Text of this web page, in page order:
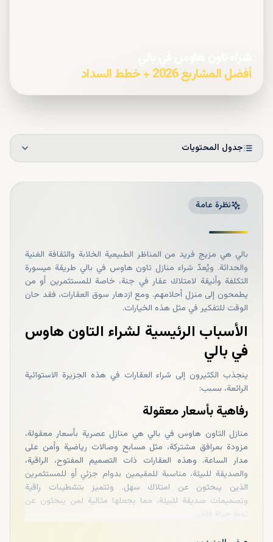
أفضل المشاريع 2026 + خطط السداد
جدول المحتويات
نظرة عامة
بالي هي مزيج فريد من المناظر الطبيعية الخلابة والثقافة الغنية
والحداثة. ويُعدّ شراء منازل تاون هاوس في بالي طريقة ميسورة
التكلفة وأنيقة لامتلاك عقار في جنة، خاصة للمستثمرين أو من
يطمحون إلى منزل أحلامهم. ومع ازدهار سوق العقارات، فقد حان
الوقت للتفكير في مثل هذه الخيارات.
الأسباب الرئيسية لشراء التاون هاوس
في بالي
ينجذب الكثيرون إلى شراء العقارات في هذه الجزيرة الاستوائية
الرائعة، بسبب:
رفاهية بأسعار معقولة
منازل التاون هاوس في بالي هي منازل عصرية بأسعار معقولة،
مزودة بمرافق مشتركة، مثل مسابح وصالات رياضية وأمن على
مدار الساعة. وهذه العقارات ذات التصميم المفتوح، الراقية،
والصديقة للبيئة، مناسبة للمقيمين بدوام جزئي أو للمستثمرين
الذين يبحثون عن امتلاك سهل. وتتميز بتشطيبات راقية
وتصميمات صديقة للبيئة، مما يجعلها مثالية لمن يبحثون عن
نمط حياة فاخر.
مواقع مميزة